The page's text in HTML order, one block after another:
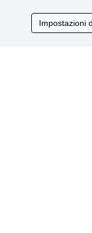
Impostazioni